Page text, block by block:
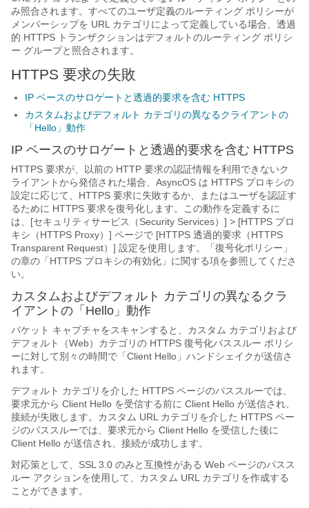
み照合されます。すべてのユーザ定義のルーティング ポリシーが
メンバーシップを URL カテゴリによって定義している場合、透過
的 HTTPS トランザクションはデフォルトのルーティング ポリシ
ー グループと照合されます。
HTTPS 要求の失敗
IP ベースのサロゲートと透過的要求を含む HTTPS
カスタムおよびデフォルト カテゴリの異なるクライアントの
「Hello」動作
IP ベースのサロゲートと透過的要求を含む HTTPS
HTTPS 要求が、以前の HTTP 要求の認証情報を利用できないク
ライアントから発信された場合、AsyncOS は HTTPS プロキシの
設定に応じて、HTTPS 要求に失敗するか、またはユーザを認証す
るために HTTPS 要求を復号化します。この動作を定義するに
は、[セキュリティサービス（Security Services）] > [HTTPS プロ
キシ（HTTPS Proxy）] ページで [HTTPS 透過的要求（HTTPS
Transparent Request）] 設定を使用します。「復号化ポリシー」
の章の「HTTPS プロキシの有効化」に関する項を参照してくださ
い。
カスタムおよびデフォルト カテゴリの異なるクラ
イアントの「Hello」動作
パケット キャプチャをスキャンすると、カスタム カテゴリおよび
デフォルト（Web）カテゴリの HTTPS 復号化パススルー ポリシ
ーに対して別々の時間で「Client Hello」ハンドシェイクが送信さ
れます。
デフォルト カテゴリを介した HTTPS ページのパススルーでは、
要求元から Client Hello を受信する前に Client Hello が送信され、
接続が失敗します。カスタム URL カテゴリを介した HTTPS ペー
ジのパススルーでは、要求元から Client Hello を受信した後に
Client Hello が送信され、接続が成功します。
対応策として、SSL 3.0 のみと互換性がある Web ページのパスス
ルー アクションを使用して、カスタム URL カテゴリを作成する
ことができます。